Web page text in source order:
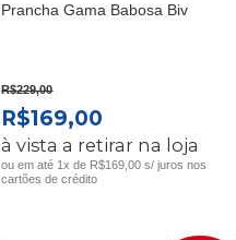
Prancha Gama Babosa Biv
R$229,00
O
PREÇO
ORIGINAL
R$169,00
PREÇO
ATUAL
à vista a retirar na loja
ou em até 1x de R$169,00 s/ juros nos
cartões de crédito